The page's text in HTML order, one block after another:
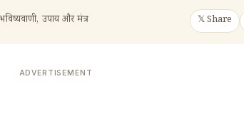
उपाय और मंत्र 𝕏 Share
ADVERTISEMENT